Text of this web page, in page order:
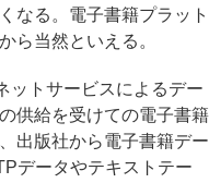
なる。電子書籍プラット
ら当然といえる。
トサービスによるデー
供給を受けての電子書籍
出版社から電子書籍デー
データやテキストテー